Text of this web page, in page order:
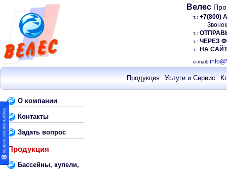
Велес
т.: +7(800)
т.:
т.: ЧЕРЕЗ
т.: НА
e-mail:
Продукция Услуги и Сервис
О компании
Контакты
Задать вопрос
Продукция
Бассейны, купели,